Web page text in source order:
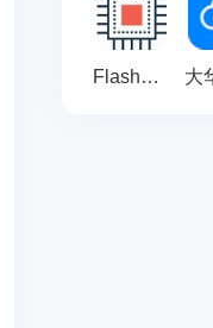
FlashMaster 官方版 v1.8.0.29